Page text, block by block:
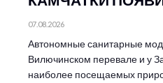
07.08.2026
Автономные санитарные
Вилючинском перевале и у
наиболее посещаемых